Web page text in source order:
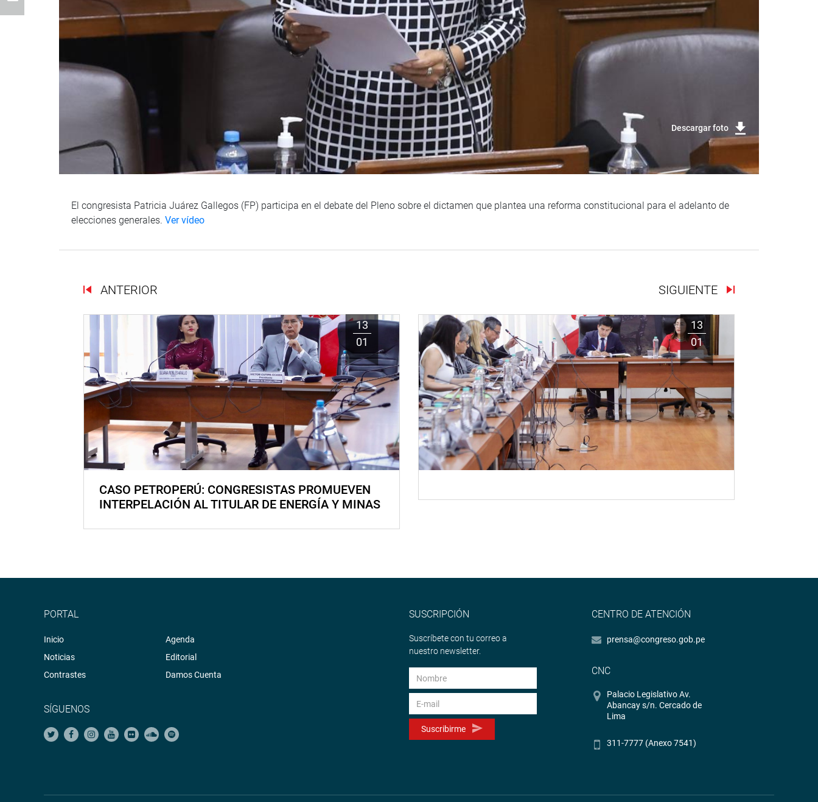
Descargar foto
El congresista Patricia Juárez Gallegos (FP) participa en el debate del Pleno sobre el dictamen que plantea una reforma constitucional para el adelanto de
elecciones generales. Ver vídeo
ANTERIOR SIGUIENTE
13
01
CASO PETROPERÚ: CONGRESISTAS PROMUEVEN
INTERPELACIÓN AL TITULAR DE ENERGÍA Y MINAS
13
01
PORTAL
Inicio
Noticias
Contrastes
Agenda
Editorial
Damos Cuenta
SÍGUENOS
SUSCRIPCIÓN
Suscríbete con tu correo a
nuestro newsletter.
Suscribirme
CENTRO DE ATENCIÓN
prensa@congreso.gob.pe
CNC
Palacio Legislativo Av.
Abancay s/n. Cercado de
Lima
311-7777 (Anexo 7541)